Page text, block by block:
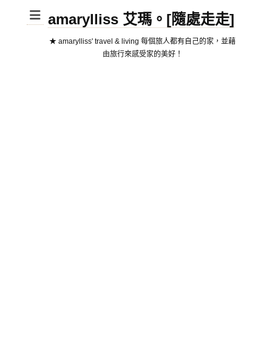
amarylliss 艾瑪。[隨處走走]
★ amarylliss' travel & living 每個旅人都有自己的家，並藉
由旅行來感受家的美好！